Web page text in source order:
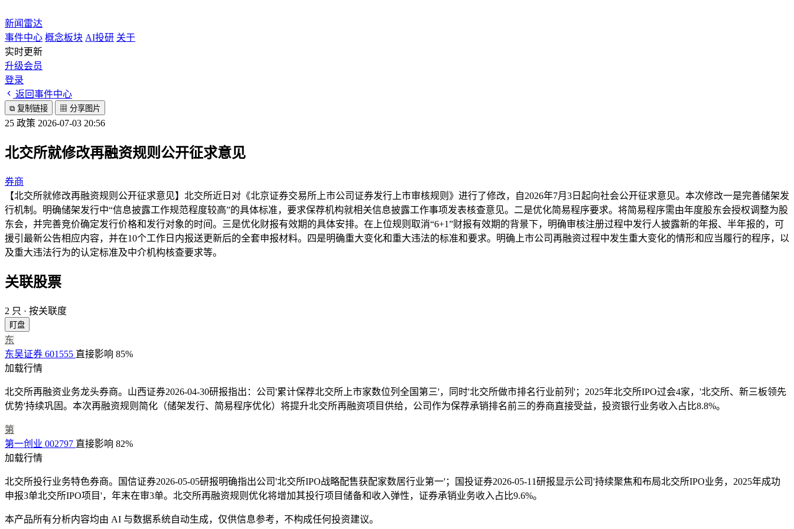
新闻雷达
事件中心 概念板块 AI投研 关于
实时更新
升级会员
登录
返回事件中心
⧉ 复制链接 ▦ 分享图片
25 政策 2026-07-03 20:56
北交所就修改再融资规则公开征求意见
券商
【北交所就修改再融资规则公开征求意见】北交所近日对《北京证券交易所上市公司证券发行上市审核规则》进行了修改，自2026年7月3日起向社会公开征求意见。本次修改一是完善储架发
行机制。明确储架发行中“信息披露工作规范程度较高”的具体标准，要求保荐机构就相关信息披露工作事项发表核查意见。二是优化简易程序要求。将简易程序需由年度股东会授权调整为股
东会，并完善竞价确定发行价格和发行对象的时间。三是优化财报有效期的具体安排。在上位规则取消“6+1”财报有效期的背景下，明确审核注册过程中发行人披露新的年报、半年报的，可
援引最新公告相应内容，并在10个工作日内报送更新后的全套申报材料。四是明确重大变化和重大违法的标准和要求。明确上市公司再融资过程中发生重大变化的情形和应当履行的程序，以
及重大违法行为的认定标准及中介机构核查要求等。
关联股票
2 只 · 按关联度
盯盘
东
东吴证券 601555 直接影响 85%
加载行情
北交所再融资业务龙头券商。山西证券2026-04-30研报指出：公司'累计保荐北交所上市家数位列全国第三'，同时'北交所做市排名行业前列'；2025年北交所IPO过会4家，'北交所、新三板领先
优势'持续巩固。本次再融资规则简化（储架发行、简易程序优化）将提升北交所再融资项目供给，公司作为保荐承销排名前三的券商直接受益，投资银行业务收入占比8.8%。
第
第一创业 002797 直接影响 82%
加载行情
北交所投行业务特色券商。国信证券2026-05-05研报明确指出公司'北交所IPO战略配售获配家数居行业第一'；国投证券2026-05-11研报显示公司'持续聚焦和布局北交所IPO业务，2025年成功
申报3单北交所IPO项目'，年末在审3单。北交所再融资规则优化将增加其投行项目储备和收入弹性，证券承销业务收入占比9.6%。
本产品所有分析内容均由 AI 与数据系统自动生成，仅供信息参考，不构成任何投资建议。